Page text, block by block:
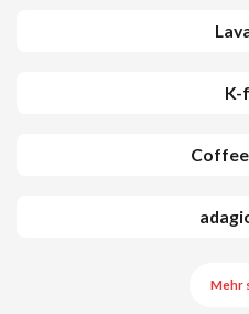
K-
Mehr